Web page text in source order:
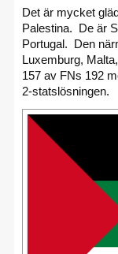
Det är mycket
Palestina. De är
Portugal. Den
Luxemburg,
157 av FNs 192
2-statslösningen.